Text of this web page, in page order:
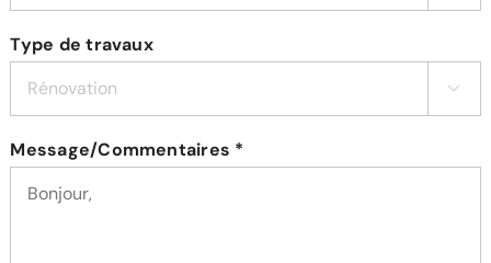
Type de travaux

Message/Commentaires *